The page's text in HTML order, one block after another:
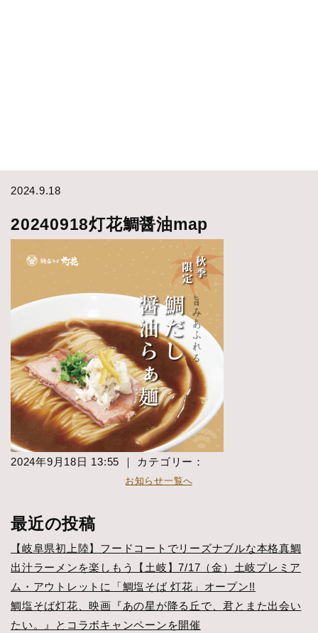
2024.9.18
20240918灯花鯛醤油map
2024年9月18日 13:55 ｜ カテゴリー：
お知らせ一覧へ
最近の投稿
【岐阜県初上陸】フードコートでリーズナブルな本格真鯛
出汁ラーメンを楽しもう【土岐】7/17（金）土岐プレミア
ム・アウトレットに「鯛塩そば 灯花」オープン!!
鯛塩そば灯花、映画『あの星が降る丘で、君とまた出会い
たい。』とコラボキャンペーンを開催